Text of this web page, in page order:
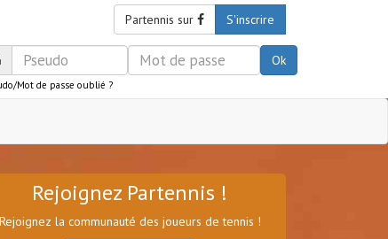
Partennis sur S'inscrire
Ok
Mot de passe oublié ?
Rejoignez Partennis !
Rejoignez la communauté des joueurs de tennis !